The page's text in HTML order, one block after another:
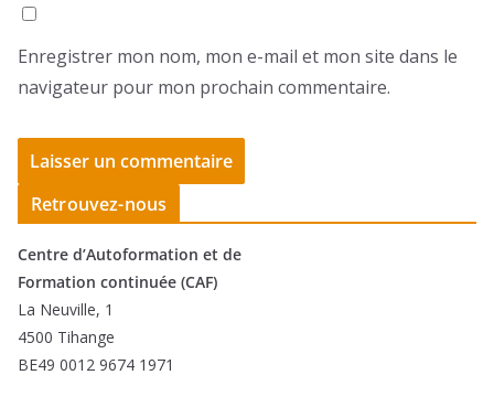
Enregistrer mon nom, mon e-mail et mon site dans le
navigateur pour mon prochain commentaire.
Retrouvez-nous
Centre d’Autoformation et de
Formation continuée (CAF)
La Neuville, 1
4500 Tihange
BE49 0012 9674 1971